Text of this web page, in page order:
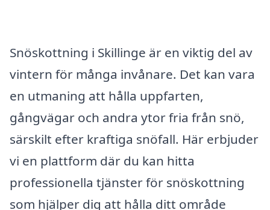
Snöskottning i Skillinge är en viktig del av
vintern för många invånare. Det kan vara
en utmaning att hålla uppfarten,
gångvägar och andra ytor fria från snö,
särskilt efter kraftiga snöfall. Här erbjuder
vi en plattform där du kan hitta
professionella tjänster för snöskottning
som hjälper dig att hålla ditt område